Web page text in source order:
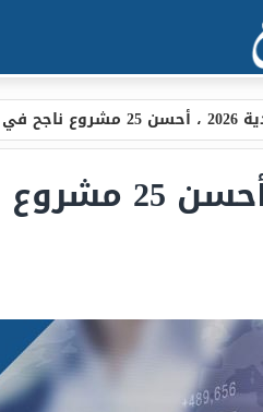
أفضل تجارة مربحة في